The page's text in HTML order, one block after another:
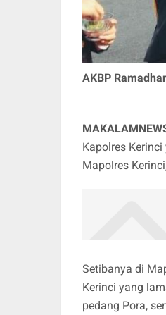
AKBP
Kapolres
Mapolres
Setibanya di
Kerinci yang
pedang Pora,